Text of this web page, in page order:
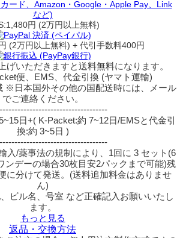
円 (2万円以上無料)
(2万円以上無料) + 代引手数料400円
げいただきますと送料無料になります。
便、EMS、代金引換 (ヤマト運輸)
※日本国外その他の国配送時には、メール
でご連絡ください。
日+( K-Packet:約 7~12日/EMSと代金引
換:約 3~5日 )
入/薬事法の規制により、1回に 3 セット(6
デーの場合30枚目安2パックまで可能)残
に分けて発送。(送料追加料金はありませ
ん)
ビル名、号室 など正確記入お願いいたし
ます。
もっと見る
返品・交換方法